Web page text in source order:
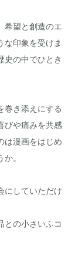
希望と創造のエ
な印象を受けま
史の中でひとき
巻き添えにする
びや痛みを共感
は漫画をはじめ
。
にしていただけ
との小さいふコ